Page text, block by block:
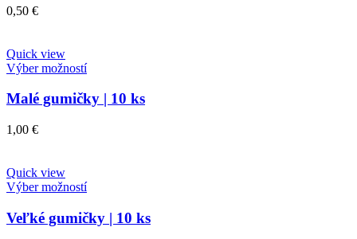
0,50 €
Quick view
Výber možností
Malé gumičky | 10 ks
1,00 €
Quick view
Výber možností
Veľké gumičky | 10 ks